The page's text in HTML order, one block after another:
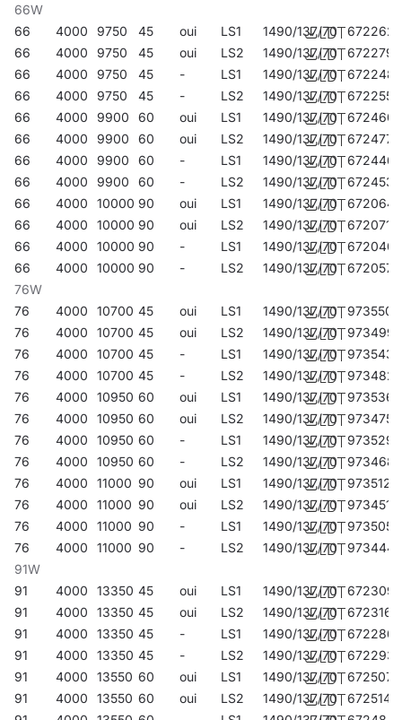
66W
66
4000 9750 45 oui LS1 1490/137/70
672262
66
4000 9750 45 oui LS2 1490/137/70
672279
66
4000 9750 45 - LS1 1490/137/70
672248
66
4000 9750 45 - LS2 1490/137/70
672255
66
4000 9900 60 oui LS1 1490/137/70
672460
66
4000 9900 60 oui LS2 1490/137/70
672477
66
4000 9900 60 - LS1 1490/137/70
672446
66
4000 9900 60 - LS2 1490/137/70
672453
66
4000 10000 90 oui LS1 1490/137/70
672064
66
4000 10000 90 oui LS2 1490/137/70
672071
66
4000 10000 90 - LS1 1490/137/70
672040
66
4000 10000 90 - LS2 1490/137/70
672057
76W
76
4000 10700 45 oui LS1 1490/137/70
973550
76
4000 10700 45 oui LS2 1490/137/70
973499
76
4000 10700 45 - LS1 1490/137/70
973543
76
4000 10700 45 - LS2 1490/137/70
973482
76
4000 10950 60 oui LS1 1490/137/70
973536
76
4000 10950 60 oui LS2 1490/137/70
973475
76
4000 10950 60 - LS1 1490/137/70
973529
76
4000 10950 60 - LS2 1490/137/70
973468
76
4000 11000 90 oui LS1 1490/137/70
973512
76
4000 11000 90 oui LS2 1490/137/70
973451
76
4000 11000 90 - LS1 1490/137/70
973505
76
4000 11000 90 - LS2 1490/137/70
973444
91W
91
4000 13350 45 oui LS1 1490/137/70
672309
91
4000 13350 45 oui LS2 1490/137/70
672316
91
4000 13350 45 - LS1 1490/137/70
672286
91
4000 13350 45 - LS2 1490/137/70
672293
91
4000 13550 60 oui LS1 1490/137/70
672507
91
4000 13550 60 oui LS2 1490/137/70
672514